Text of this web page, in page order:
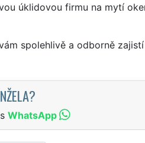
úklidovou firmu na mytí
spolehlivě a odborně
WhatsApp